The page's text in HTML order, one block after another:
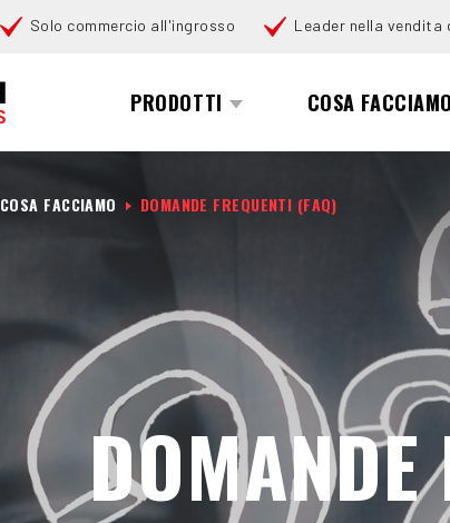
Solo commercio all'ingrosso Leader nella
PRODOTTI COSA FACCIAMO
DOMANDE
COSA FACCIAMO DOMANDE FREQUENTI (FAQ)